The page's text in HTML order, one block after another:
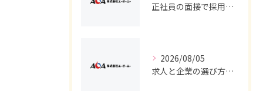
正社員の面接で採用に近づく求人広告とバイト経験の活かし方を徹底解説
2026/08/05
求人と企業の選び方で後悔しない採用やバイト正社員の見極めポイント